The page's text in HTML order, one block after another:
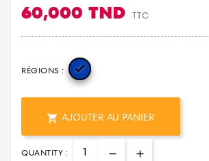
60,000 TND TTC
RÉGIONS : 
 AJOUTER AU PANIER
QUANTITY :